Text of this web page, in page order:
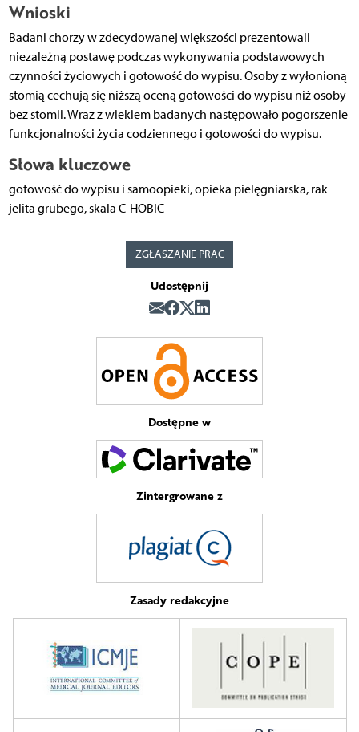
Wnioski
Badani chorzy w zdecydowanej większości prezentowali
niezależną postawę podczas wykonywania podstawowych
czynności życiowych i gotowość do wypisu. Osoby z wyłonioną
stomią cechują się niższą oceną gotowości do wypisu niż osoby
bez stomii. Wraz z wiekiem badanych następowało pogorszenie
funkcjonalności życia codziennego i gotowości do wypisu.
Słowa kluczowe
gotowość do wypisu i samoopieki, opieka pielęgniarska, rak
jelita grubego, skala C-HOBIC
ZGŁASZANIE PRAC
Udostępnij
Dostępne w
Zintergrowane z
Zasady redakcyjne